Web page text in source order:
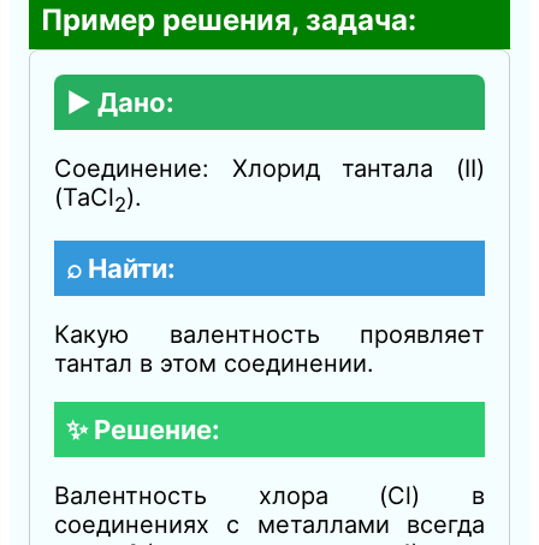
Пример решения, задача:
▶️ Дано:
Соединение: Хлорид тантала (II)
(TaCl2​).
⌕ Найти:
Какую валентность проявляет
тантал в этом соединении.
✨ Решение:
Валентность хлора (Cl) в
соединениях с металлами всегда